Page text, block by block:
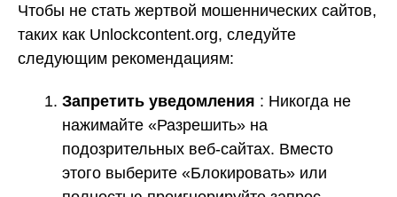
Чтобы не стать жертвой мошеннических сайтов,
таких как Unlockcontent.org, следуйте
следующим рекомендациям:
Запретить уведомления : Никогда не
нажимайте «Разрешить» на
подозрительных веб-сайтах. Вместо
этого выберите «Блокировать» или